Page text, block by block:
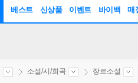
베스트 신상품 이벤트 바이백 매
소설/시/희곡 장르소설